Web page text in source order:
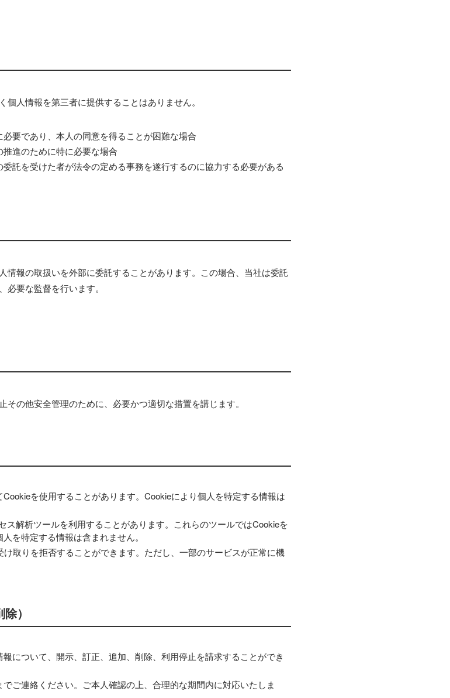
人情報を第三者に提供することはありません。
要であり、本人の同意を得ることが困難な場合
進のために特に必要な場合
託を受けた者が法令の定める事務を遂行するのに協力する必要がある
情報の取扱いを外部に委託することがあります。この場合、当社は委託
要な監督を行います。
の他安全管理のために、必要かつ適切な措置を講じます。
を使用することがあります。Cookieにより個人を特定する情報は
ス解析ツールを利用することがあります。これらのツールではCookieを
を特定する情報は含まれません。
取りを拒否することができます。ただし、一部のサービスが正常に機
）
について、開示、訂正、追加、削除、利用停止を請求することができ
ご連絡ください。ご本人確認の上、合理的な期間内に対応いたしま